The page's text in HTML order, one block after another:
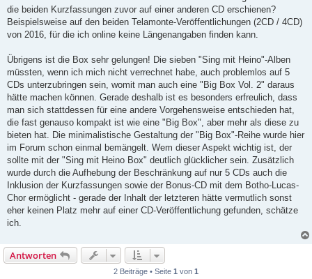
die beiden Kurzfassungen zuvor auf einer anderen CD erschienen?
Beispielsweise auf den beiden Telamonte-Veröffentlichungen (2CD / 4CD)
von 2016, für die ich online keine Längenangaben finden kann.
Übrigens ist die Box sehr gelungen! Die sieben "Sing mit Heino"-Alben
müssten, wenn ich mich nicht verrechnet habe, auch problemlos auf 5
CDs unterzubringen sein, womit man auch eine "Big Box Vol. 2" daraus
hätte machen können. Gerade deshalb ist es besonders erfreulich, dass
man sich stattdessen für eine andere Vorgehensweise entschieden hat,
die fast genauso kompakt ist wie eine "Big Box", aber mehr als diese zu
bieten hat. Die minimalistische Gestaltung der "Big Box"-Reihe wurde hier
im Forum schon einmal bemängelt. Wem dieser Aspekt wichtig ist, der
sollte mit der "Sing mit Heino Box" deutlich glücklicher sein. Zusätzlich
wurde durch die Aufhebung der Beschränkung auf nur 5 CDs auch die
Inklusion der Kurzfassungen sowie der Bonus-CD mit dem Botho-Lucas-
Chor ermöglicht - gerade der Inhalt der letzteren hätte vermutlich sonst
eher keinen Platz mehr auf einer CD-Veröffentlichung gefunden, schätze
ich.
Antworten
2 Beiträge • Seite 1 von 1